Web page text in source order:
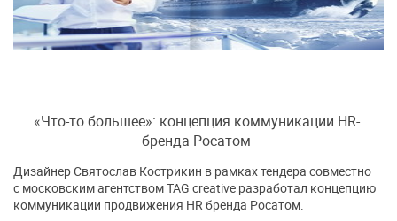
«Что-то большее»: концепция коммуникации HR-
бренда Росатом
Дизайнер Святослав Кострикин в рамках тендера совместно
с московским агентством TAG creative разработал концепцию
коммуникации продвижения HR бренда Росатом.